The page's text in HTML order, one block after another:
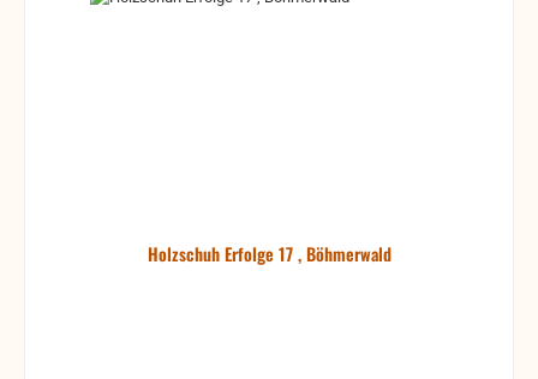
Holzschuh Erfolge 17 , Böhmerwald